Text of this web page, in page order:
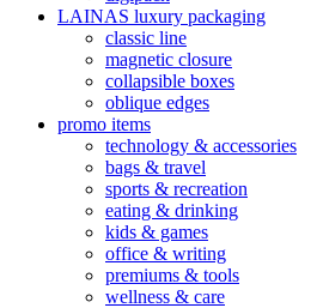
LAINAS luxury packaging
classic line
magnetic closure
collapsible boxes
oblique edges
promo items
technology & accessories
bags & travel
sports & recreation
eating & drinking
kids & games
office & writing
premiums & tools
wellness & care